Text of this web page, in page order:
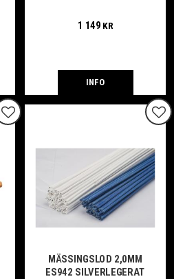
legeringar
1 149KR
INFO
Lägg till i favoriter
MÄSSINGSLOD 2,0MM
ES942 SILVERLEGERAT